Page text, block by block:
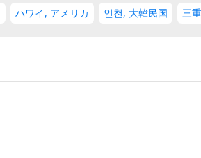
ハワイ, アメリカ 인천, 大韓民国 三